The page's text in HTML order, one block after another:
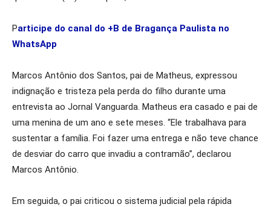
Participe do canal do +B de Bragança Paulista no
WhatsApp
Marcos Antônio dos Santos, pai de Matheus, expressou
indignação e tristeza pela perda do filho durante uma
entrevista ao Jornal Vanguarda. Matheus era casado e pai de
uma menina de um ano e sete meses. “Ele trabalhava para
sustentar a família. Foi fazer uma entrega e não teve chance
de desviar do carro que invadiu a contramão”, declarou
Marcos Antônio.
Em seguida, o pai criticou o sistema judicial pela rápida